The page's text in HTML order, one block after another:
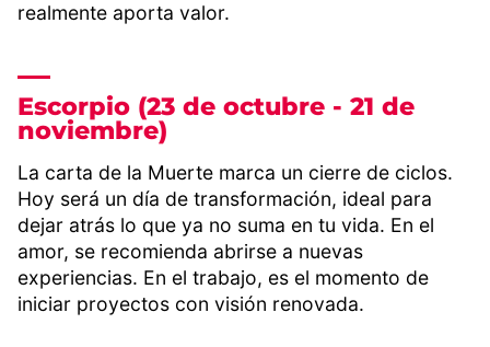
realmente aporta valor.
Escorpio (23 de octubre - 21 de
noviembre)
La carta de la Muerte marca un cierre de ciclos.
Hoy será un día de transformación, ideal para
dejar atrás lo que ya no suma en tu vida. En el
amor, se recomienda abrirse a nuevas
experiencias. En el trabajo, es el momento de
iniciar proyectos con visión renovada.